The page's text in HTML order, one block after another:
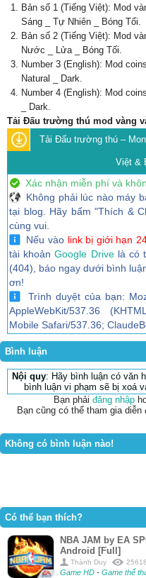
Bản số 1 (Tiếng Việt): Mod
Sáng _ Tự Nhiên _ Bóng Tối.
Bản số 2 (Tiếng Việt): Mod
Nước _ Lửa _ Bóng Tối.
Number 3 (English): Mod
Natural _ Dark.
Number 4 (English): Mod
_ Dark.
Tải Đấu trường thú mod vàng
Tải Đấu trường thú –
Việt &
Xác nhận miễn phí và
Không phải lúc nào máy
tại blog. Hãy bấm "Thích &
cùng vui.
Nếu vào link bị giới hạn
tài khoảnGoogle Drivelà có
(404), báo ngay dưới bình
ơn!
Trình duyệt của bạn:
AppleWebKit/537.36
Mobile Safari/537.36;
Bình luận
Nội quy: Hãy bình luận có văn
bình luận vi phạm sẽ bị xoá
Bạn phải đăng nhập
Bạn cũng có thể tham gia diễn
Không có bình luận nào!
Có thể bạn thích?
NBA JAM by EA
Android [Full]
Thành Duy 25618
Game HD - Game thể